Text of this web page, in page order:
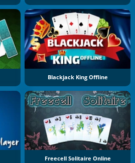
Blackjack King Offline
Freecell Solitaire Online